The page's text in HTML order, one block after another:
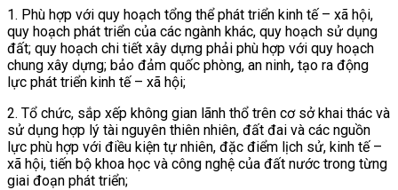
1. Phù hợp với quy hoạch tổng thể phát triển kinh tế – xã hội,
quy hoạch phát triển của các ngành khác, quy hoạch sử dụng
đất; quy hoạch chi tiết xây dựng phải phù hợp với quy hoạch
chung xây dựng; bảo đảm quốc phòng, an ninh, tạo ra động
lực phát triển kinh tế – xã hội;
2. Tổ chức, sắp xếp không gian lãnh thổ trên cơ sở khai thác và
sử dụng hợp lý tài nguyên thiên nhiên, đất đai và các nguồn
lực phù hợp với điều kiện tự nhiên, đặc điểm lịch sử, kinh tế –
xã hội, tiến bộ khoa học và công nghệ của đất nước trong từng
giai đoạn phát triển;